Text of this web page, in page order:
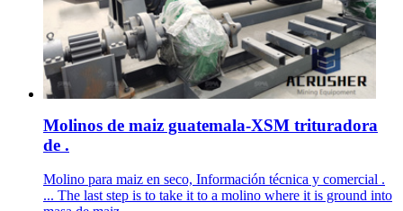
Molinos de maiz guatemala-XSM trituradora
de .
Molino para maiz en seco, Información técnica y comercial .
... The last step is to take it to a molino where it is ground into